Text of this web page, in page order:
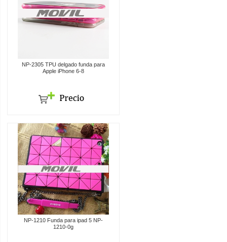
NP-2305 TPU delgado funda para
Apple iPhone 6-8
NP-1210 Funda para ipad 5 NP-
1210-0g